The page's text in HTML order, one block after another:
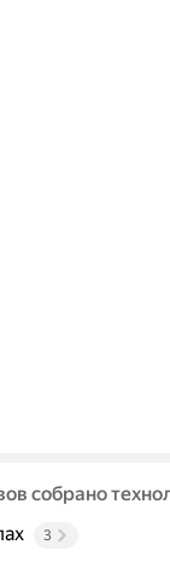
собрано
3